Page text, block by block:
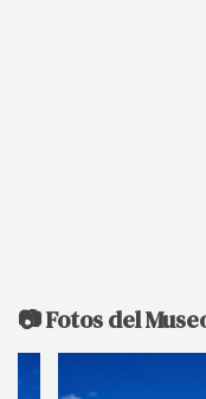
📷 Fotos del